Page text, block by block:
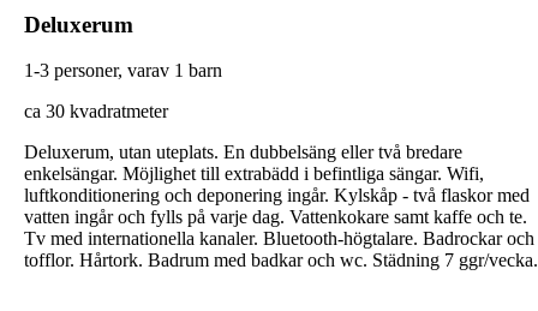
Deluxerum
1-3 personer, varav 1 barn
ca 30 kvadratmeter
Deluxerum, utan uteplats. En dubbelsäng eller två bredare
enkelsängar. Möjlighet till extrabädd i befintliga sängar. Wifi,
luftkonditionering och deponering ingår. Kylskåp - två flaskor med
vatten ingår och fylls på varje dag. Vattenkokare samt kaffe och te.
Tv med internationella kanaler. Bluetooth-högtalare. Badrockar och
tofflor. Hårtork. Badrum med badkar och wc. Städning 7 ggr/vecka.